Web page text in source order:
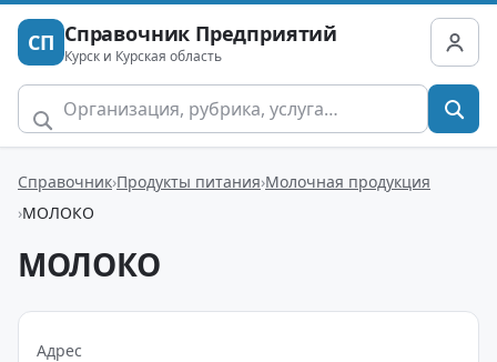
СП Справочник Предприятий
Курск и Курская область
Справочник Продукты питания Молочная продукция
МОЛОКО
МОЛОКО
Адрес